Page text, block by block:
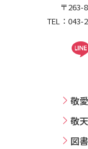
〒263-
TEL：
敬
敬
図